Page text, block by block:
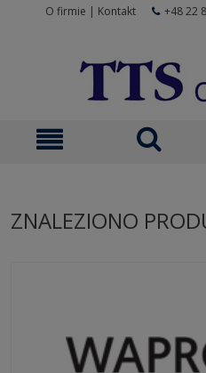
O firmie | Kontakt +48 22
ZNALEZIONO